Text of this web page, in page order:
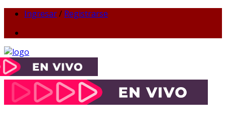
Ingresar/ Registrarse